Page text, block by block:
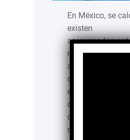
En México, se
existen
millones de
algún tipo de
discapacidad y
existen
que buscan dar
condiciones de
digna a los